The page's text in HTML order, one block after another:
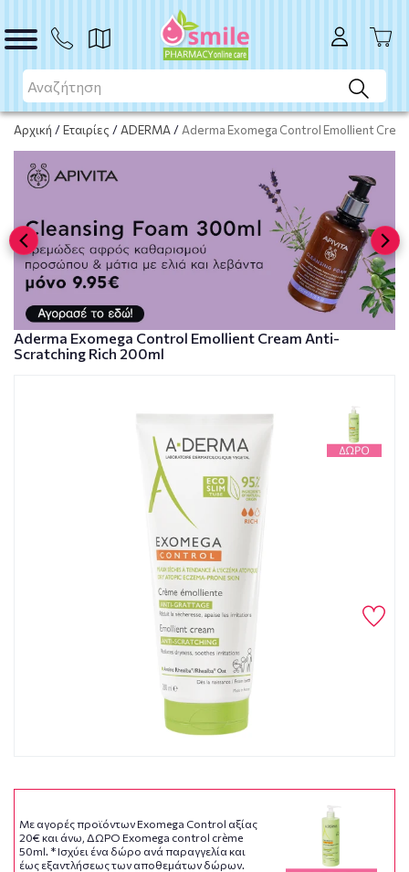
Αρχική /Εταιρίες / ADERMA / Aderma Exomega Control Emollient
ΑΓΟΡΑ
Aderma Exomega Control Emollient Cream Anti-
Scratching Rich 200ml
Με αγορές προϊόντων Exomega Control αξίας
20€ και άνω, ΔΩΡΟ Exomega control crème
50ml. * Ισχύει ένα δώρο ανά παραγγελία και
έως εξαντλήσεως των αποθεμάτων δώρων.